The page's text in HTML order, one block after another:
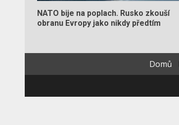
NATO bije na poplach. Rusko zkouší
obranu Evropy jako nikdy předtím
Domů